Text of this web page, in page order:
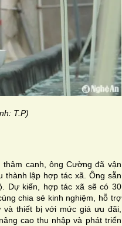
T.P)
canh, ông Cường đã vận
thành lập hợp tác xã. Ông sẵn
Dự kiến, hợp tác xã sẽ có 30
chia sẻ kinh nghiệm, hỗ trợ
và thiết bị với mức giá ưu đãi,
cao thu nhập và phát triển